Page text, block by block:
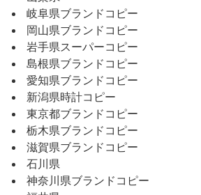
岐阜県ブランドコピー
岡山県ブランドコピー
岩手県スーパーコピー
島根県ブランドコピー
愛知県ブランドコピー
新潟県時計コピー
東京都ブランドコピー
栃木県ブランドコピー
滋賀県ブランドコピー
石川県
神奈川県ブランドコピー